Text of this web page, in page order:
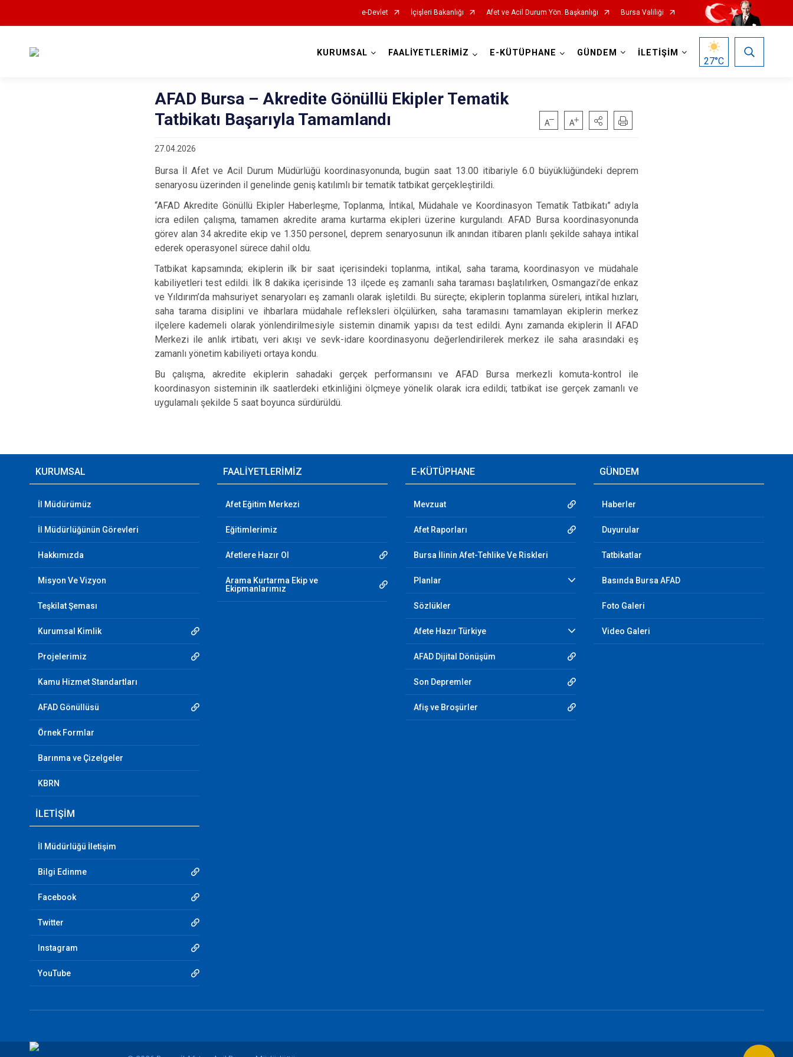
e-Devlet İçişleri Bakanlığı Afet ve Acil Durum Yön. Başkanlığı Bursa Valiliği
KURUMSAL FAALİYETLERİMİZ E-KÜTÜPHANE GÜNDEM İLETİŞİM
27°C
AFAD Bursa – Akredite Gönüllü Ekipler Tematik
Tatbikatı Başarıyla Tamamlandı
27.04.2026
Bursa İl Afet ve Acil Durum Müdürlüğü koordinasyonunda, bugün saat 13.00 itibariyle 6.0 büyüklüğündeki deprem
senaryosu üzerinden il genelinde geniş katılımlı bir tematik tatbikat gerçekleştirildi.
“AFAD Akredite Gönüllü Ekipler Haberleşme, Toplanma, İntikal, Müdahale ve Koordinasyon Tematik Tatbikatı” adıyla
icra edilen çalışma, tamamen akredite arama kurtarma ekipleri üzerine kurgulandı. AFAD Bursa koordinasyonunda
görev alan 34 akredite ekip ve 1.350 personel, deprem senaryosunun ilk anından itibaren planlı şekilde sahaya intikal
ederek operasyonel sürece dahil oldu.
Tatbikat kapsamında; ekiplerin ilk bir saat içerisindeki toplanma, intikal, saha tarama, koordinasyon ve müdahale
kabiliyetleri test edildi. İlk 8 dakika içerisinde 13 ilçede eş zamanlı saha taraması başlatılırken, Osmangazi’de enkaz
ve Yıldırım’da mahsuriyet senaryoları eş zamanlı olarak işletildi. Bu süreçte; ekiplerin toplanma süreleri, intikal hızları,
saha tarama disiplini ve ihbarlara müdahale refleksleri ölçülürken, saha taramasını tamamlayan ekiplerin merkez
ilçelere kademeli olarak yönlendirilmesiyle sistemin dinamik yapısı da test edildi. Aynı zamanda ekiplerin İl AFAD
Merkezi ile anlık irtibatı, veri akışı ve sevk-idare koordinasyonu değerlendirilerek merkez ile saha arasındaki eş
zamanlı yönetim kabiliyeti ortaya kondu.
Bu çalışma, akredite ekiplerin sahadaki gerçek performansını ve AFAD Bursa merkezli komuta-kontrol ile
koordinasyon sisteminin ilk saatlerdeki etkinliğini ölçmeye yönelik olarak icra edildi; tatbikat ise gerçek zamanlı ve
uygulamalı şekilde 5 saat boyunca sürdürüldü.
KURUMSAL
İl Müdürümüz
İl Müdürlüğünün Görevleri
Hakkımızda
Misyon Ve Vizyon
Teşkilat Şeması
Kurumsal Kimlik
Projelerimiz
Kamu Hizmet Standartları
AFAD Gönüllüsü
Örnek Formlar
Barınma ve Çizelgeler
KBRN
FAALİYETLERİMİZ
Afet Eğitim Merkezi
Eğitimlerimiz
Afetlere Hazır Ol
Arama Kurtarma Ekip ve
Ekipmanlarımız
E-KÜTÜPHANE
Mevzuat
Afet Raporları
Bursa İlinin Afet-Tehlike Ve Riskleri
Planlar
Sözlükler
Afete Hazır Türkiye
AFAD Dijital Dönüşüm
Son Depremler
Afiş ve Broşürler
GÜNDEM
Haberler
Duyurular
Tatbikatlar
Basında Bursa AFAD
Foto Galeri
Video Galeri
İLETİŞİM
İl Müdürlüğü İletişim
Bilgi Edinme
Facebook
Twitter
Instagram
YouTube